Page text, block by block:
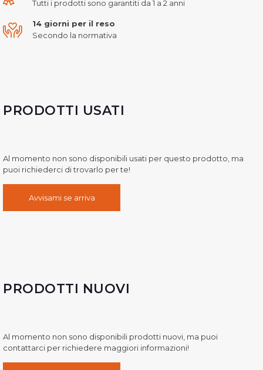
Tutti i prodotti sono garantiti da 1 a 2 anni
14 giorni per il reso
Secondo la normativa
PRODOTTI USATI
Al momento non sono disponibili usati per questo prodotto, ma
puoi richiederci di trovarlo per te!
Avvisami se arriva
PRODOTTI NUOVI
Al momento non sono disponibili prodotti nuovi, ma puoi
contattarci per richiedere maggiori informazioni!